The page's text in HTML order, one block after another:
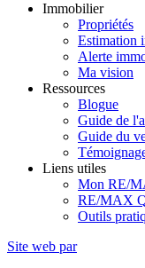
Immobilier
Propriétés
Estimation
Alerte
Ma vision
Ressources
Blogue
Guide de
Guide du
Liens utiles
Mon RE/
RE/MAX
Outils
Site web par